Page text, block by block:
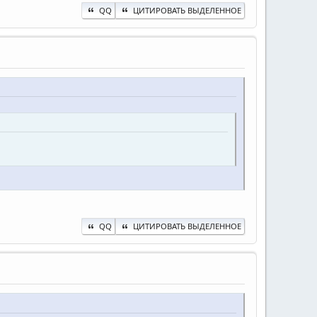
QQ ЦИТИРОВАТЬ ВЫДЕЛЕННОЕ
QQ ЦИТИРОВАТЬ ВЫДЕЛЕННОЕ